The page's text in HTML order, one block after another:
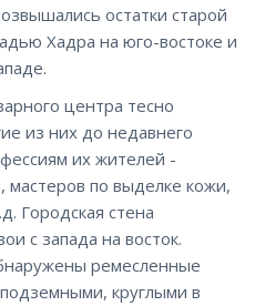
остатки старой
Хадра на юго-востоке и
центра тесно
из них до недавнего
их жителей -
мастеров по выделке кожи,
Городская стена
с запада на восток.
ремесленные
круглыми в